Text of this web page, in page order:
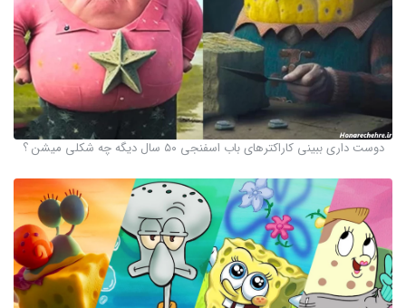
دوست داری ببینی کاراکترهای باب اسفنجی ۵۰ سال دیگه چه شکلی میشن ؟